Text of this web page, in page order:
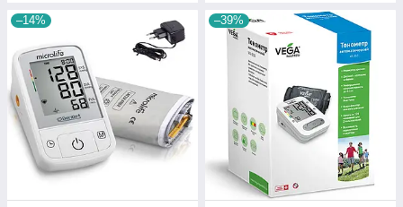
–14% –39%